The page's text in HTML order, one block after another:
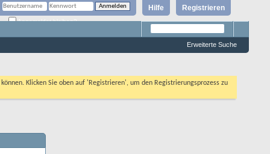
Registrieren
Hilfe
Angemeldet bleiben?
Erweiterte Suche
Klicken Sie oben auf 'Registrieren', um den Registrierungsprozess zu